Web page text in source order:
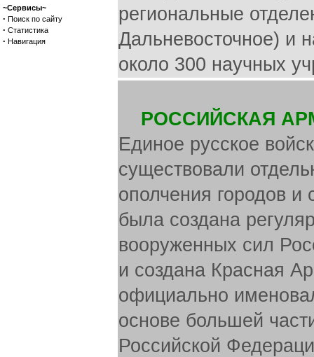
~Сервисы~
· Поиск по сайту
· Статистика
· Навигация
региональные
Дальневосточное) и
около 300 научных
РОССИЙСКАЯ
Единое русское
существовали
ополчения городов
была создана
вооруженных сил
и создана Красная
официально
основе большей
Российской